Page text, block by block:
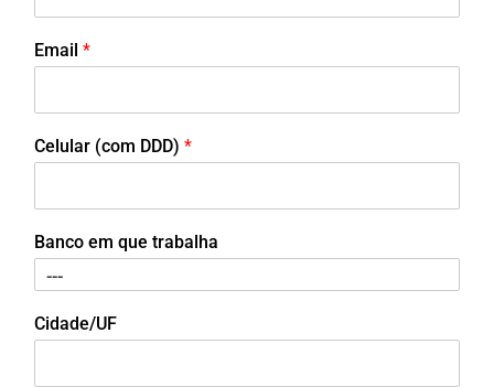
Email *
Celular (com DDD) *
Banco em que trabalha
Cidade/UF